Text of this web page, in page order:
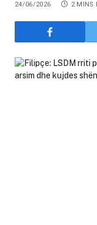
24/06/2026 2 MINS